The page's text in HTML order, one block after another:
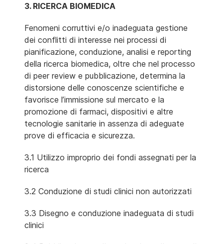
3. RICERCA BIOMEDICA
Fenomeni corruttivi e/o inadeguata gestione
dei conflitti di interesse nei processi di
pianificazione, conduzione, analisi e reporting
della ricerca biomedica, oltre che nel processo
di peer review e pubblicazione, determina la
distorsione delle conoscenze scientifiche e
favorisce l’immissione sul mercato e la
promozione di farmaci, dispositivi e altre
tecnologie sanitarie in assenza di adeguate
prove di efficacia e sicurezza.
3.1 Utilizzo improprio dei fondi assegnati per la
ricerca
3.2 Conduzione di studi clinici non autorizzati
3.3 Disegno e conduzione inadeguata di studi
clinici